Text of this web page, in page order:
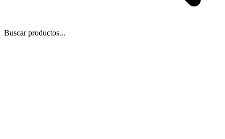
Buscar productos...